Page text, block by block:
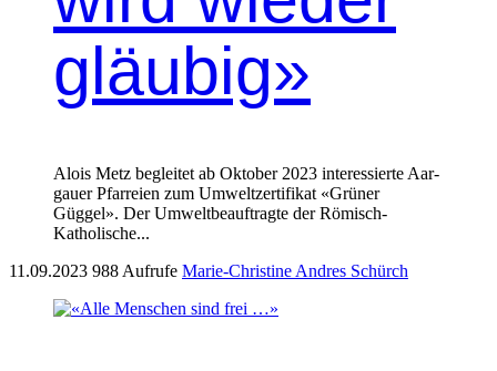
gläubig»
Alois Metz begleit­et ab Okto­ber 2023 inter­essierte Aar­
gauer Pfar­reien zum Umweltzer­ti­fikat «Grün­er
Güggel». Der Umwelt­beauf­tragte der Römisch-
Katholis­che...
11.09.2023 988 Aufrufe Marie-Christine Andres Schürch